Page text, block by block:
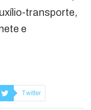
transporte,
e
Twitter